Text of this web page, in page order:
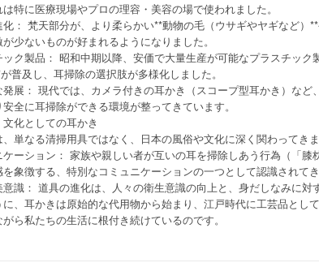
特に医療現場やプロの理容・美容の場で使われました。
： 梵天部分が、より柔らかい**動物の毛（ウサギやヤギなど）
少ないものが好まれるようになりました。
ック製品： 昭和中期以降、安価で大量生産が可能なプラスチッ
普及し、耳掃除の選択肢が多様化しました。
展： 現代では、カメラ付きの耳かき（スコープ型耳かき）な
安全に耳掃除ができる環境が整ってきています。
文化としての耳かき
単なる清掃用具ではなく、日本の風俗や文化に深く関わってきま
ケーション： 家族や親しい者が互いの耳を掃除しあう行為（「
象徴する、特別なコミュニケーションの一つとして認識されてき
識： 道具の進化は、人々の衛生意識の向上と、身だしなみに対
に、耳かきは原始的な代用物から始まり、江戸時代に工芸品とし
ら私たちの生活に根付き続けているのです。